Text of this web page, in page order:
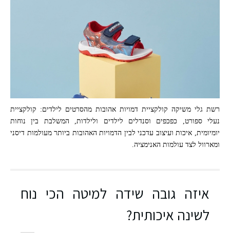
רשת גלי משיקה קולקציית דמויות אהובות מהסרטים לילדים: קולקציית
נעלי ספורט, כפכפים וסנדלים לילדים ולילדות, המשלבת בין נוחות
יומיומית, איכות ועיצוב עדכני לבין הדמויות האהובות ביותר מעולמות דיסני
ומארוול לצד עולמות האנימציה.
איזה גובה שידה למיטה הכי נוח
לשינה איכותית?